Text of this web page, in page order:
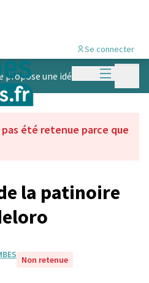
Menu
Se connecter
propose une idée
été retenue parce que
la patinoire
Non retenue